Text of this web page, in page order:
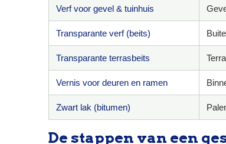
Verf voor gevel & tuinhuis
Transparante verf (beits)
Transparante terrasbeits
Vernis voor deuren en ramen
Zwart lak (bitumen)
De stappen van een